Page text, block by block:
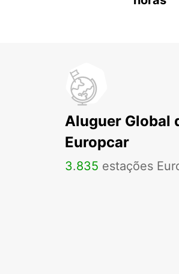
Aluguer Global
Europcar
3.835 estações